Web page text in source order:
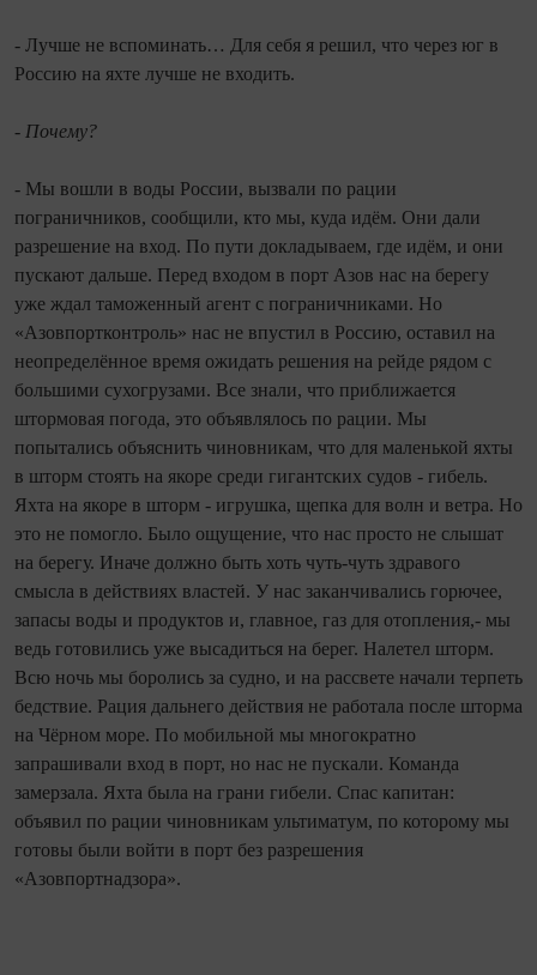
- Лучше не вспоминать… Для себя я решил, что через юг в
Россию на яхте лучше не входить.
- Почему?
- Мы вошли в воды России, вызвали по рации
пограничников, сообщили, кто мы, куда идём. Они дали
разрешение на вход. По пути докладываем, где идём, и они
пускают дальше. Перед входом в порт Азов нас на берегу
уже ждал таможенный агент с пограничниками. Но
«Азовпортконтроль» нас не впустил в Россию, оставил на
неопределённое время ожидать решения на рейде рядом с
большими сухогрузами. Все знали, что приближается
штормовая погода, это объявлялось по рации. Мы
попытались объяснить чиновникам, что для маленькой яхты
в шторм стоять на якоре среди гигантских судов - гибель.
Яхта на якоре в шторм - игрушка, щепка для волн и ветра. Но
это не помогло. Было ощущение, что нас просто не слышат
на берегу. Иначе должно быть хоть чуть-чуть здравого
смысла в действиях властей. У нас заканчивались горючее,
запасы воды и продуктов и, главное, газ для отопления,- мы
ведь готовились уже высадиться на берег. Налетел шторм.
Всю ночь мы боролись за судно, и на рассвете начали терпеть
бедствие. Рация дальнего действия не работала после шторма
на Чёрном море. По мобильной мы многократно
запрашивали вход в порт, но нас не пускали. Команда
замерзала. Яхта была на грани гибели. Спас капитан:
объявил по рации чиновникам ультиматум, по которому мы
готовы были войти в порт без разрешения
«Азовпортнадзора».